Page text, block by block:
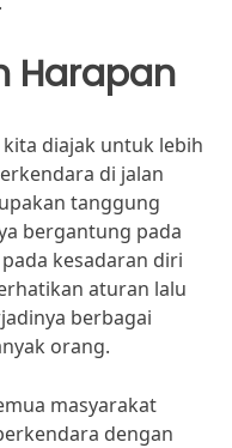
Harapan
diajak untuk lebih
di jalan
tanggung
bergantung pada
kesadaran diri
aturan lalu
berbagai
orang.
masyarakat
dengan